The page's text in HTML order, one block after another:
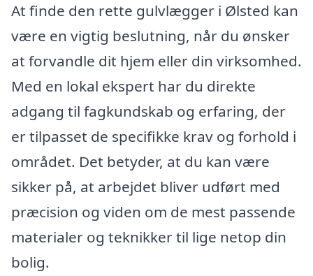
At finde den rette gulvlægger i Ølsted kan
være en vigtig beslutning, når du ønsker
at forvandle dit hjem eller din virksomhed.
Med en lokal ekspert har du direkte
adgang til fagkundskab og erfaring, der
er tilpasset de specifikke krav og forhold i
området. Det betyder, at du kan være
sikker på, at arbejdet bliver udført med
præcision og viden om de mest passende
materialer og teknikker til lige netop din
bolig.